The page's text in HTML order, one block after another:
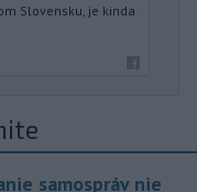
Slovensku, je kinda
samospráv nie